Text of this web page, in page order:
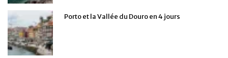
Porto et la Vallée du Douro en 4 jours